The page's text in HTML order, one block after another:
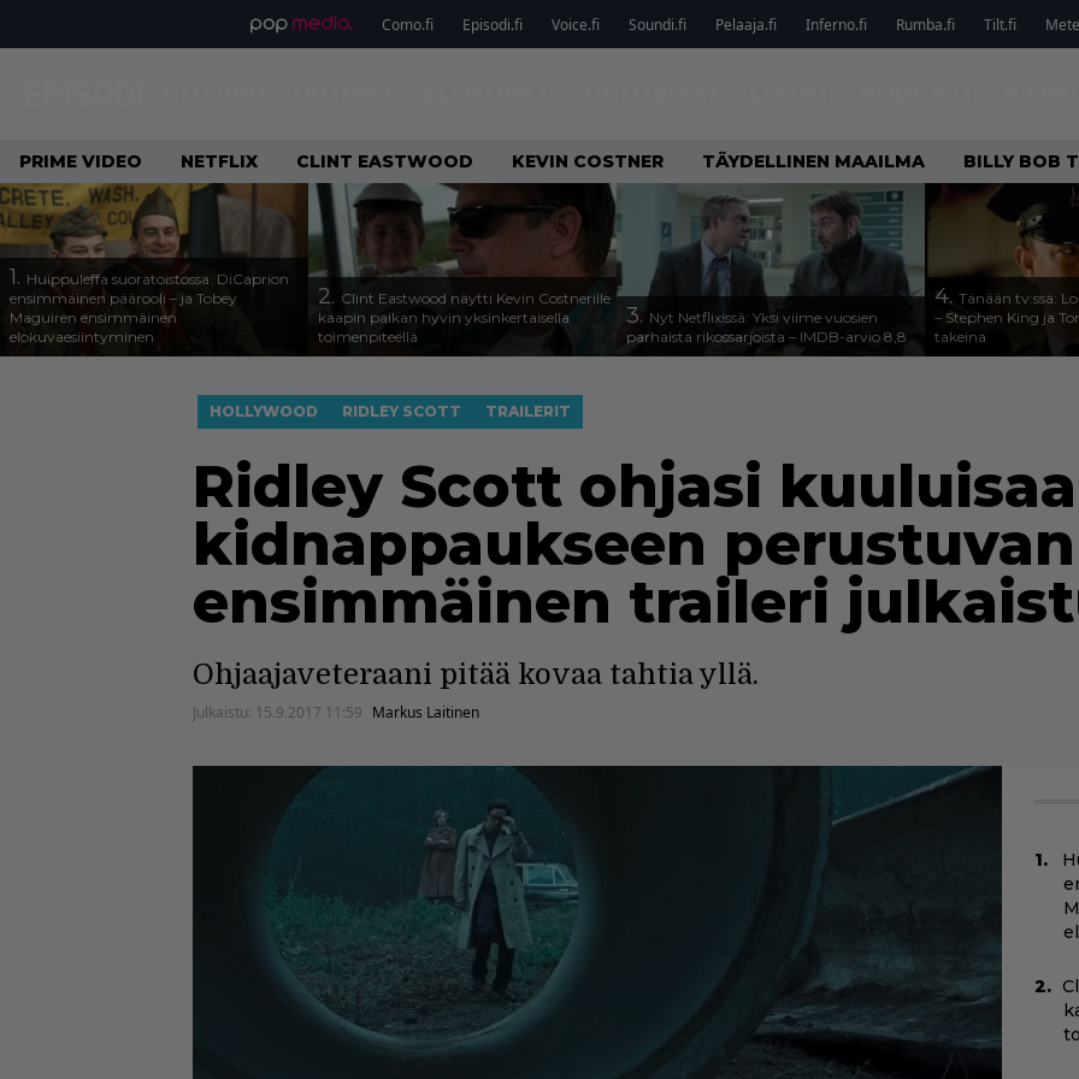
Como.fi Episodi.fi Voice.fi Soundi.fi Pelaaja.fi Inferno.fi Rumba.fi Tilt.fi
PRIME VIDEO NETFLIX CLINT EASTWOOD KEVIN COSTNER TÄYDELLINEN MAAILMA BILLY BOB
1. Huippuleffa suoratoistossa: DiCaprion
ensimmäinen päärooli – ja Tobey
Maguiren ensimmäinen
elokuvaesiintyminen
2. Clint Eastwood näytti Kevin Costnerille
kaapin paikan hyvin yksinkertaisella
toimenpiteellä
3. Nyt Netflixissä: Yksi viime vuosien
parhaista rikossarjoista – IMDB-arvio 8,8
4. Tänään tv:ssä:
– Stephen King ja
takeina
HOLLYWOOD RIDLEY SCOTT TRAILERIT
Ridley Scott ohjasi
kidnappaukseen
ensimmäinen traileri
Ohjaajaveteraani pitää kovaa tahtia yllä.
Julkaistu: 15.9.2017 11:59 Markus Laitinen